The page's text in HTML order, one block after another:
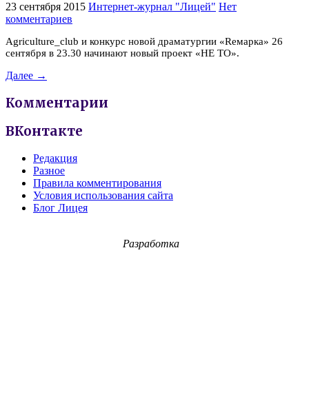
23 сентября 2015 Интернет-журнал "Лицей" Нет
комментариев
Agriculture_club и конкурс новой драматургии «Rемарка» 26
сентября в 23.30 начинают новый проект «НЕ ТО».
Далее →
Комментарии
ВКонтакте
Редакция
Разное
Правила комментирования
Условия использования сайта
Блог Лицея
Разработка